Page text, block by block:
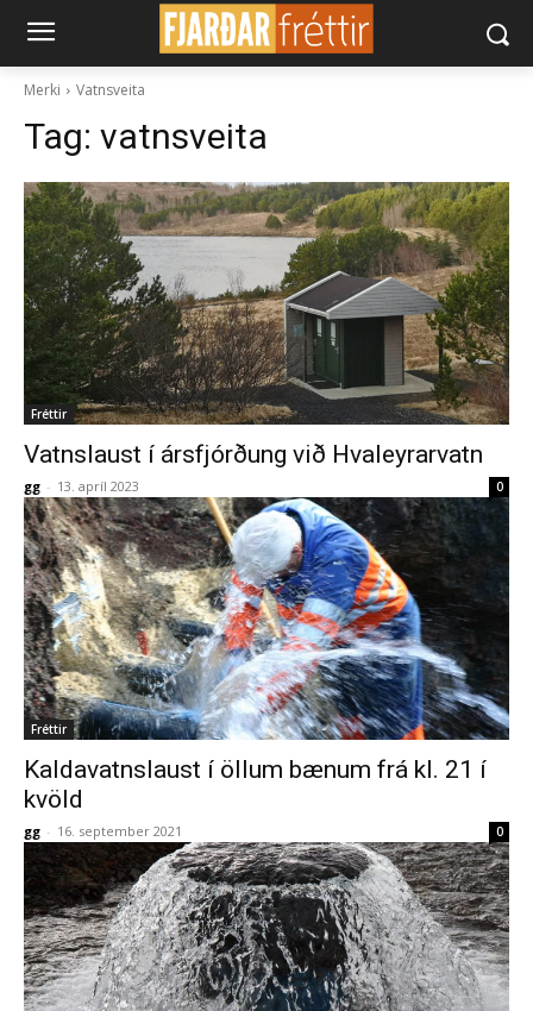
Merki Vatnsveita
Tag: vatnsveita
Fréttir
Vatnslaust í ársfjórðung við Hvaleyrarvatn
gg - 13. apríl 2023 0
Fréttir
Kaldavatnslaust í öllum bænum frá kl. 21 í
kvöld
gg - 16. september 2021 0